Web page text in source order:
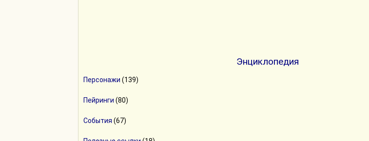
Энциклопедия
Персонажи (139)
Пейринги (80)
События (67)